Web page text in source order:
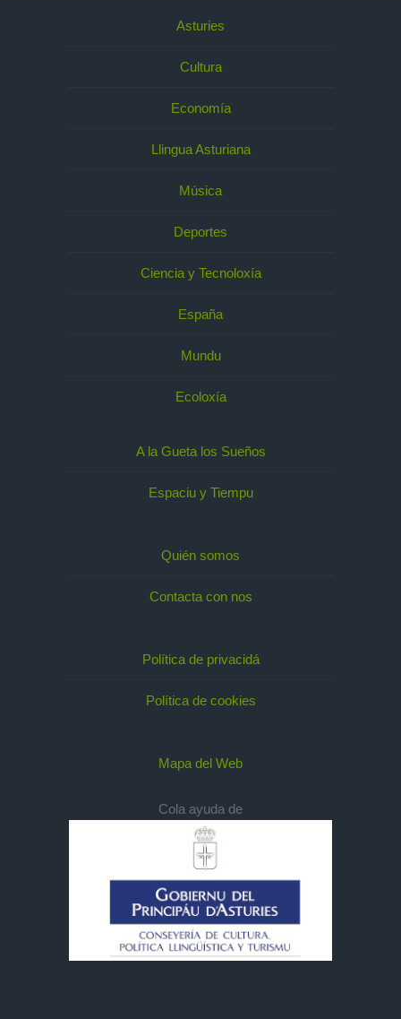
Asturies
Cultura
Economía
Llingua Asturiana
Música
Deportes
Ciencia y Tecnoloxía
España
Mundu
Ecoloxía
A la Gueta los Sueños
Espaciu y Tiempu
Quién somos
Contacta con nos
Política de privacidá
Política de cookies
Mapa del Web
Cola ayuda de